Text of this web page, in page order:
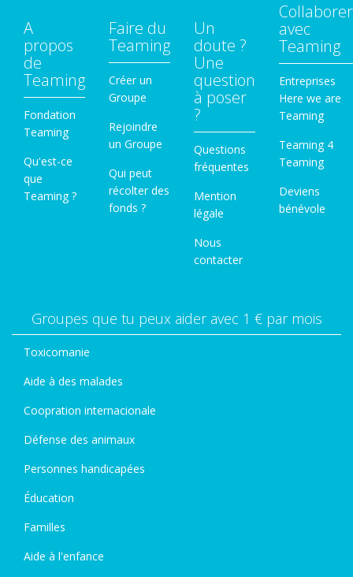
A
propos
de
Teaming
Fondation
Teaming
Qu'est-ce
que
Teaming ?
Faire du
Teaming
Créer un
Groupe
Rejoindre
un Groupe
Qui peut
récolter des
fonds ?
Un
doute ?
Une
question
à poser
?
Questions
fréquentes
Mention
légale
Nous
contacter
Collaborer
avec
Teaming
Entreprises
Here we are
Teaming
Teaming 4
Teaming
Deviens
bénévole
Groupes que tu peux aider avec 1 € par mois
Toxicomanie
Aide à des malades
Coopration internacionale
Défense des animaux
Personnes handicapées
Éducation
Familles
Aide à l'enfance